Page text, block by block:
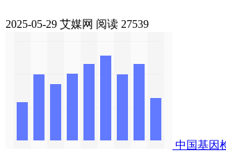
2025-05-29 艾媒网 阅读 27539
中国基因